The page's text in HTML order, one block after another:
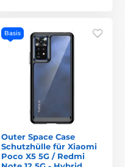
Basis
Outer Space Case
Schutzhülle für Xiaomi
Poco X5 5G / Redmi